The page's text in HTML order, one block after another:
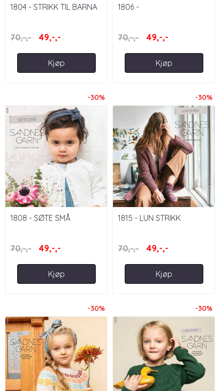
1804 - STRIKK TIL BARNA
70,-,- 49,-,-
Kjøp
1806 -
70,-,-
49,-,-
Kjøp
-30%
1808 - SØTE SMÅ
70,-,- 49,-,-
Kjøp
-30%
1815 - LUN STRIKK
70,-,- 49,-,-
Kjøp
-30% -30%